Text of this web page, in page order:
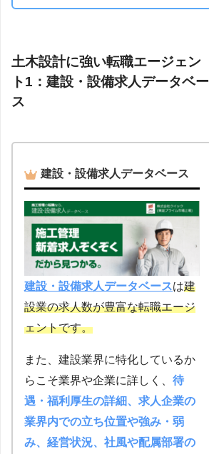
土木設計に強い転職エージェン
ト1：建設・設備求人データベー
ス
建設・設備求人データベース
建設・設備求人データベースは建
設業の求人数が豊富な転職エージ
ェントです。
また、建設業界に特化しているか
らこそ業界や企業に詳しく、 待
遇・福利厚生の詳細、求人企業の
業界内での立ち位置や強み・弱
み、経営状況、社風や配属部署の